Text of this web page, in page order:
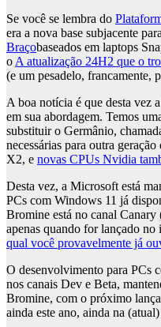
Se você se lembra do
era a nova base subjacente
Braçobaseados em laptops
o A atualização 24H2 que o
(e um pesadelo, francamente,
A boa notícia é que desta vez
em sua abordagem. Temos
substituir o Germânio,
necessárias para outra
X2, e novas CPUs Nvidia
Desta vez, a Microsoft está
PCs com Windows 11 já
Bromine está no canal
apenas quando for lançado no
qual você provavelmente já
O desenvolvimento para PCs
nos canais Dev e Beta,
Bromine, com o próximo
ainda este ano, ainda na